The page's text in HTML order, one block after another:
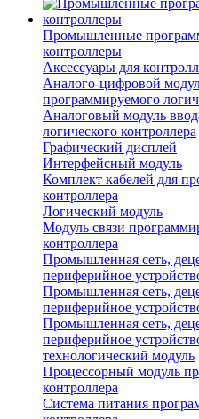
Промышленные
контроллеры
Аксессуары для
Аналого-цифровой
программируемого
Аналоговый модуль
логического контроллера
Графический дисплей
Интерфейсный модуль
Комплект кабелей для
контроллера
Логический модуль
Модуль связи
контроллера
Промышленная сеть,
периферийное
Промышленная сеть,
периферийное
Промышленная сеть,
периферийное
технологический модуль
Процессорный модуль
контроллера
Система питания